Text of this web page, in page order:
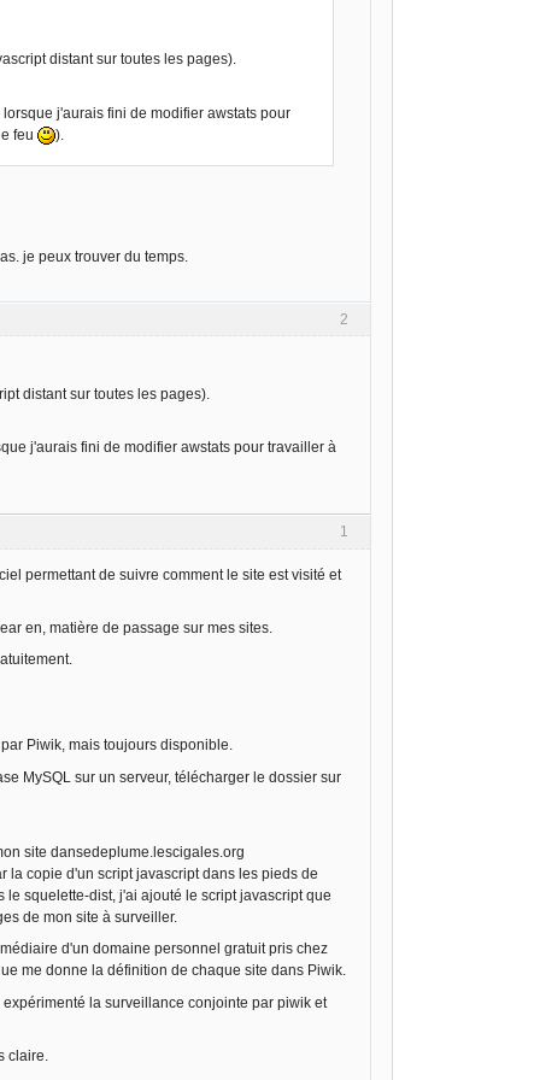
distant sur toutes les pages).
j'aurais fini de modifier awstats pour
feu
).
je peux trouver du temps.
2
distant sur toutes les pages).
j'aurais fini de modifier awstats pour travailler à
1
permettant de suivre comment le site est visité et
en, matière de passage sur mes sites.
Piwik, mais toujours disponible.
MySQL sur un serveur, télécharger le dossier sur
site dansedeplume.lescigales.org
la copie d'un script javascript dans les pieds de
squelette-dist, j'ai ajouté le script javascript que
de mon site à surveiller.
d'un domaine personnel gratuit pris chez
me donne la définition de chaque site dans Piwik.
la surveillance conjointe par piwik et
claire.